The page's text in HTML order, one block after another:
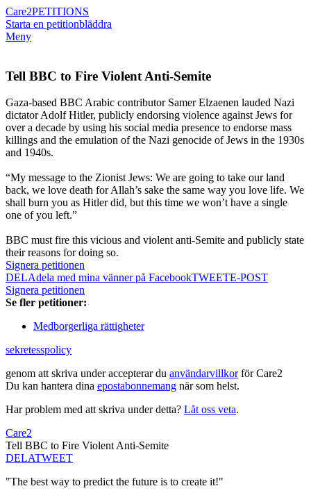
Care2PETITIONS
Starta en petitionbläddra
Meny
Tell BBC to Fire Violent Anti-Semite
Gaza-based BBC Arabic contributor Samer Elzaenen lauded Nazi
dictator Adolf Hitler, publicly endorsing violence against Jews for
over a decade by using his social media presence to endorse mass
killings and the emulation of the Nazi genocide of Jews in the 1930s
and 1940s.
“My message to the Zionist Jews: We are going to take our land
back, we love death for Allah’s sake the same way you love life. We
shall burn you as Hitler did, but this time we won’t have a single
one of you left.”
BBC must fire this vicious and violent anti-Semite and publicly state
their reasons for doing so.
Signera petitionen
DELAdela med mina vänner på FacebookTWEETE-POST
Signera petitionen
Se fler petitioner:
Medborgerliga rättigheter
sekretesspolicy
genom att skriva under accepterar du användarvillkorför Care2
Du kan hantera dina epostabonnemang när som helst.
Har problem med att skriva under detta? Låt oss veta.
Care2
Tell BBC to Fire Violent Anti-Semite
DELATWEET
"The best way to predict the future is to create it!"